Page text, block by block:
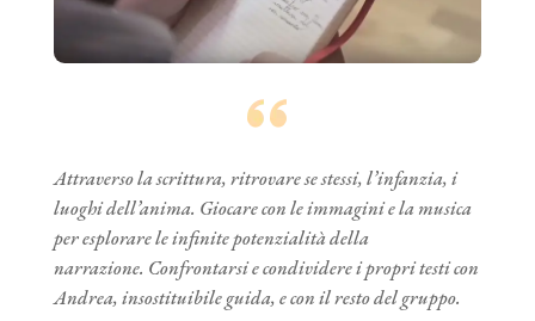
Attraverso la scrittura, ritrovare se stessi, l’infanzia, i
luoghi dell’anima. Giocare con le immagini e la musica
per esplorare le infinite potenzialità della
narrazione. Confrontarsi e condividere i propri testi con
Andrea, insostituibile guida, e con il resto del gruppo.